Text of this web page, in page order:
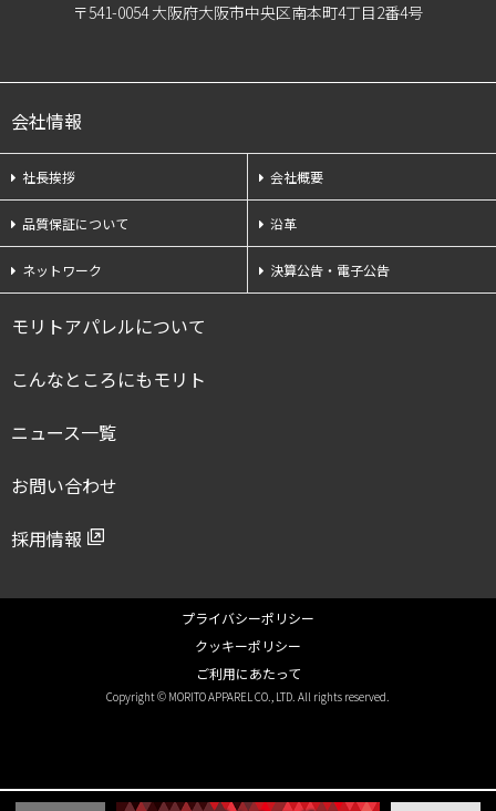
〒541-0054 大阪府大阪市中央区南本町4丁目2番4号
会社情報
社長挨拶 会社概要
品質保証について 沿革
ネットワーク 決算公告・電子公告
モリトアパレルについて
こんなところにもモリト
ニュース一覧
お問い合わせ
採用情報
プライバシーポリシー
クッキーポリシー
ご利用にあたって
Copyright © MORITO APPAREL CO., LTD. All rights reserved.